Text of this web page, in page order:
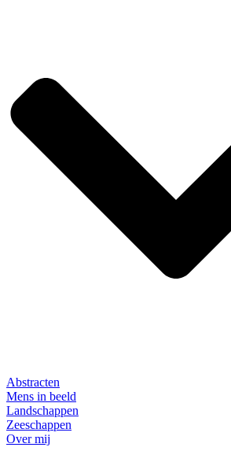
Abstracten
Mens in beeld
Landschappen
Zeeschappen
Over mij